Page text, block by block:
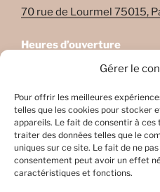
Gérer le
Pour offrir les meilleures
telles que les cookies pour stocker
appareils. Le fait de consentir à
traiter des données telles que le
uniques sur ce site. Le fait de ne
consentement peut avoir un effet
caractéristiques et fonctions.
70 rue de Lourmel 75015,
Heures d’ouverture
Lundi: 08:45–22:00
Mercredi: Fermé
Jeudi: 08:45-17h45
Vendredi: 08:45-17h45
Samedi: Fermé
Dimanche: Fermé